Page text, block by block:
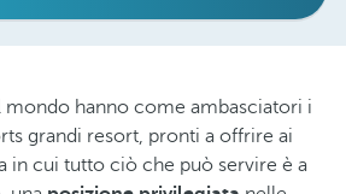
mondo hanno come ambasciatori i
grandi resort, pronti a offrire ai
in cui tutto ciò che può servire è a